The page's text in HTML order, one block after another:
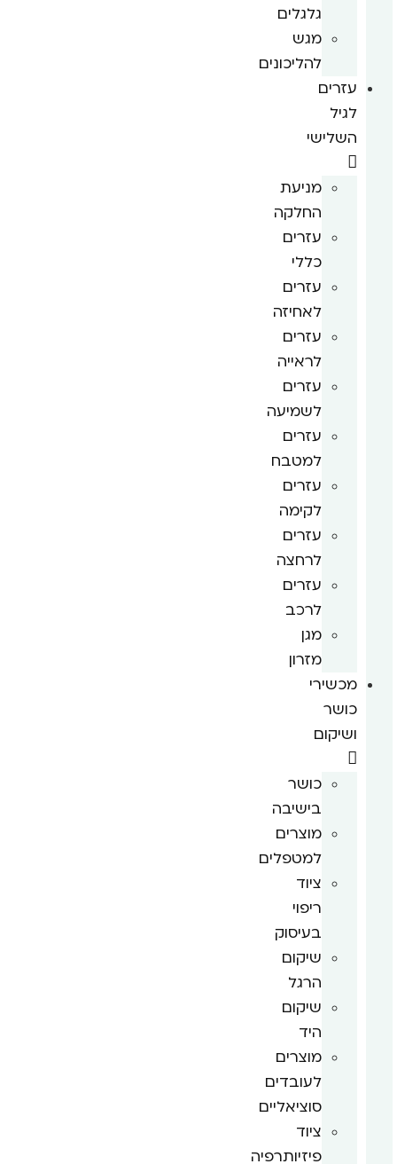
גלגלים
מגש
להליכונים
עזרים
לגיל
השלישי
מניעת
החלקה
עזרים
כללי
עזרים
לאחיזה
עזרים
לראייה
עזרים
לשמיעה
עזרים
למטבח
עזרים
לקימה
עזרים
לרחצה
עזרים
לרכב
מגן
מזרון
מכשירי
כושר
ושיקום
כושר
בישיבה
מוצרים
למטפלים
ציוד
ריפוי
בעיסוק
שיקום
הרגל
שיקום
היד
מוצרים
לעובדים
סוציאליים
ציוד
פיזיותרפיה